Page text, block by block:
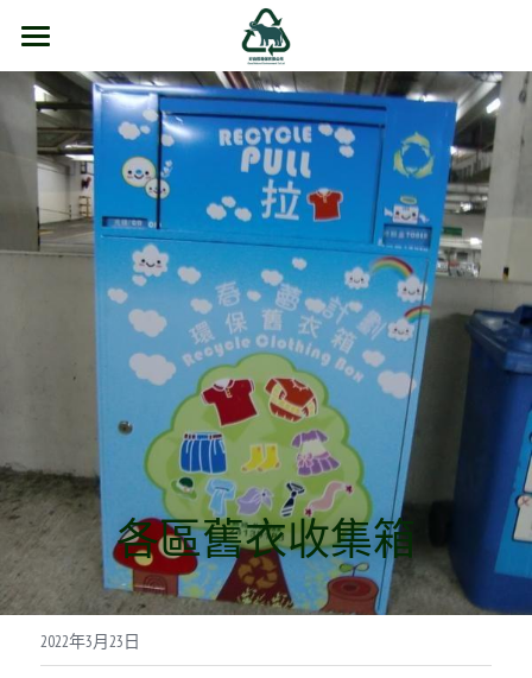
主頁
有關本公司
智能舊衣回收箱分佈地點
【Eco Expo Asia 2024】
【RETHINK】
合作團體
日常運作
智能舊衣回收指南
聯絡我們
智能回收箱登記頁面
各區舊衣收集箱
2022年3月23日